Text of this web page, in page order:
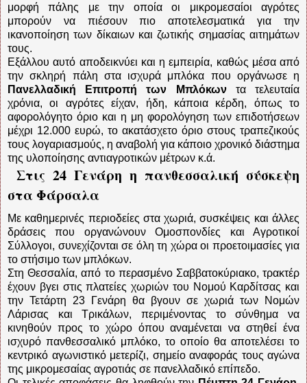
μορφή πάλης με την οποία οι μικρομεσαίοι αγρότες
μπορούν να πιέσουν πιο αποτελεσματικά για την
ικανοποίηση των δίκαιων και ζωτικής σημασίας αιτημάτων
τους.
Εξάλλου αυτό αποδεικνύει και η εμπειρία, καθώς μέσα από
την σκληρή πάλη στα ισχυρά μπλόκα που οργάνωσε η
Πανελλαδική Επιτροπή των Μπλόκωντα τελευταία
χρόνια, οι αγρότες είχαν, ήδη, κάποια κέρδη, όπως το
αφορολόγητο όριο και η μη φορολόγηση των επιδοτήσεων
μέχρι 12.000 ευρώ, το ακατάσχετο όριο στους τραπεζικούς
τους λογαριασμούς, η αναβολή για κάποιο χρονικό διάστημα
της υλοποίησης αντιαγροτικών μέτρων κ.ά.
Στις 24 Γενάρη η πανθεσσαλική σύσκεψη
στα Φάρσαλα
Με καθημερινές περιοδείες στα χωριά, συσκέψεις και άλλες
δράσεις που οργανώνουν Ομοσπονδίες και Αγροτικοί
Σύλλογοι, συνεχίζονται σε όλη τη χώρα οι προετοιμασίες για
το στήσιμο των μπλόκων.
Στη Θεσσαλία, από το περασμένο Σαββατοκύριακο, τρακτέρ
έχουν βγει στις πλατείες χωριών του Νομού Καρδίτσας και
την Τετάρτη 23 Γενάρη θα βγουν σε χωριά των Νομών
Λάρισας και Τρικάλων, περιμένοντας το σύνθημα να
κινηθούν προς το χώρο όπου αναμένεται να στηθεί ένα
ισχυρό πανθεσσαλικό μπλόκο, το οποίο θα αποτελέσει το
κεντρικό αγωνιστικό μετερίζι, σημείο αναφοράς τους αγώνα
της μικρομεσαίας αγροτιάς σε πανελλαδικό επίπεδο.